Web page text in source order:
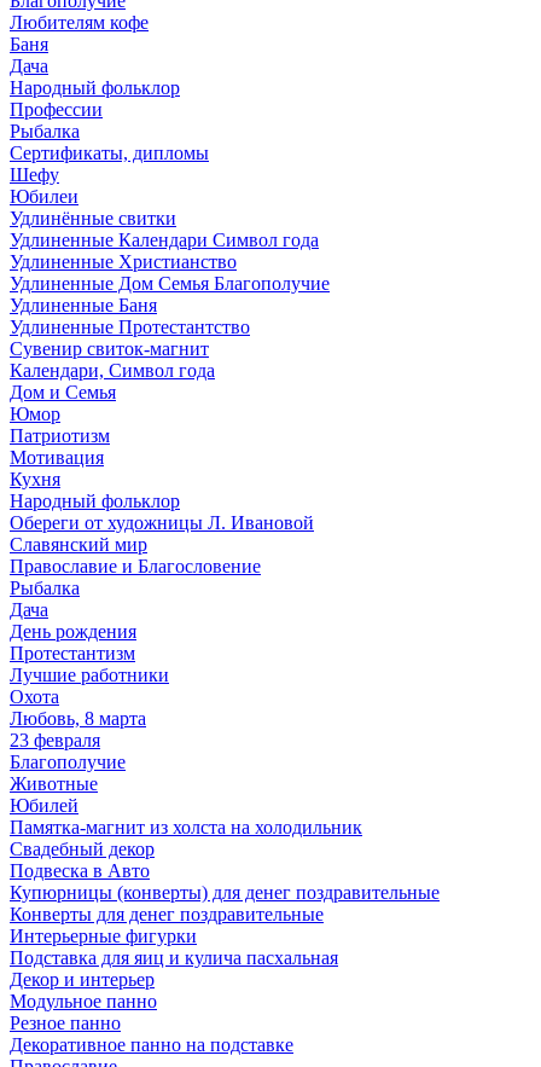
Любителям кофе
Баня
Дача
Народный фольклор
Профессии
Рыбалка
Сертификаты, дипломы
Шефу
Юбилеи
Удлинённые свитки
Удлиненные Календари Символ года
Удлиненные Христианство
Удлиненные Дом Семья Благополучие
Удлиненные Баня
Удлиненные Протестантство
Сувенир свиток-магнит
Календари, Символ года
Дом и Семья
Юмор
Патриотизм
Мотивация
Кухня
Народный фольклор
Обереги от художницы Л. Ивановой
Славянский мир
Православие и Благословение
Рыбалка
Дача
День рождения
Протестантизм
Лучшие работники
Охота
Любовь, 8 марта
23 февраля
Благополучие
Животные
Юбилей
Памятка-магнит из холста на холодильник
Свадебный декор
Подвеска в Авто
Купюрницы (конверты) для денег поздравительные
Конверты для денег поздравительные
Интерьерные фигурки
Подставка для яиц и кулича пасхальная
Декор и интерьер
Модульное панно
Резное панно
Декоративное панно на подставке